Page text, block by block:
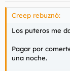
Creep rebuznó:
Los puteros me
Pagar por
una noche.